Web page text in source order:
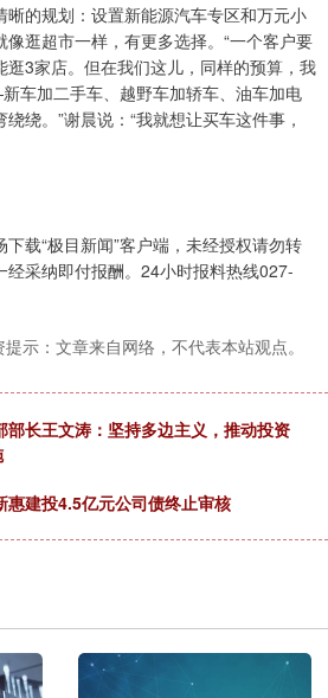
晰的规划：设置新能源汽车专区和万元小
逛超市一样，有更多选择。“一个客户要
3家店。但在我们这儿，同样的预算，我
车加二手车、越野车加轿车、油车加电
绕。”谢晨说：“我就想让买车这件事，
载“极目新闻”客户端，未经授权请勿转
采纳即付报酬。24小时报料热线027-
示：文章来自网络，不代表本站观点。
部长王文涛：坚持多边主义，推动投资
惠建投4.5亿元公司债终止审核